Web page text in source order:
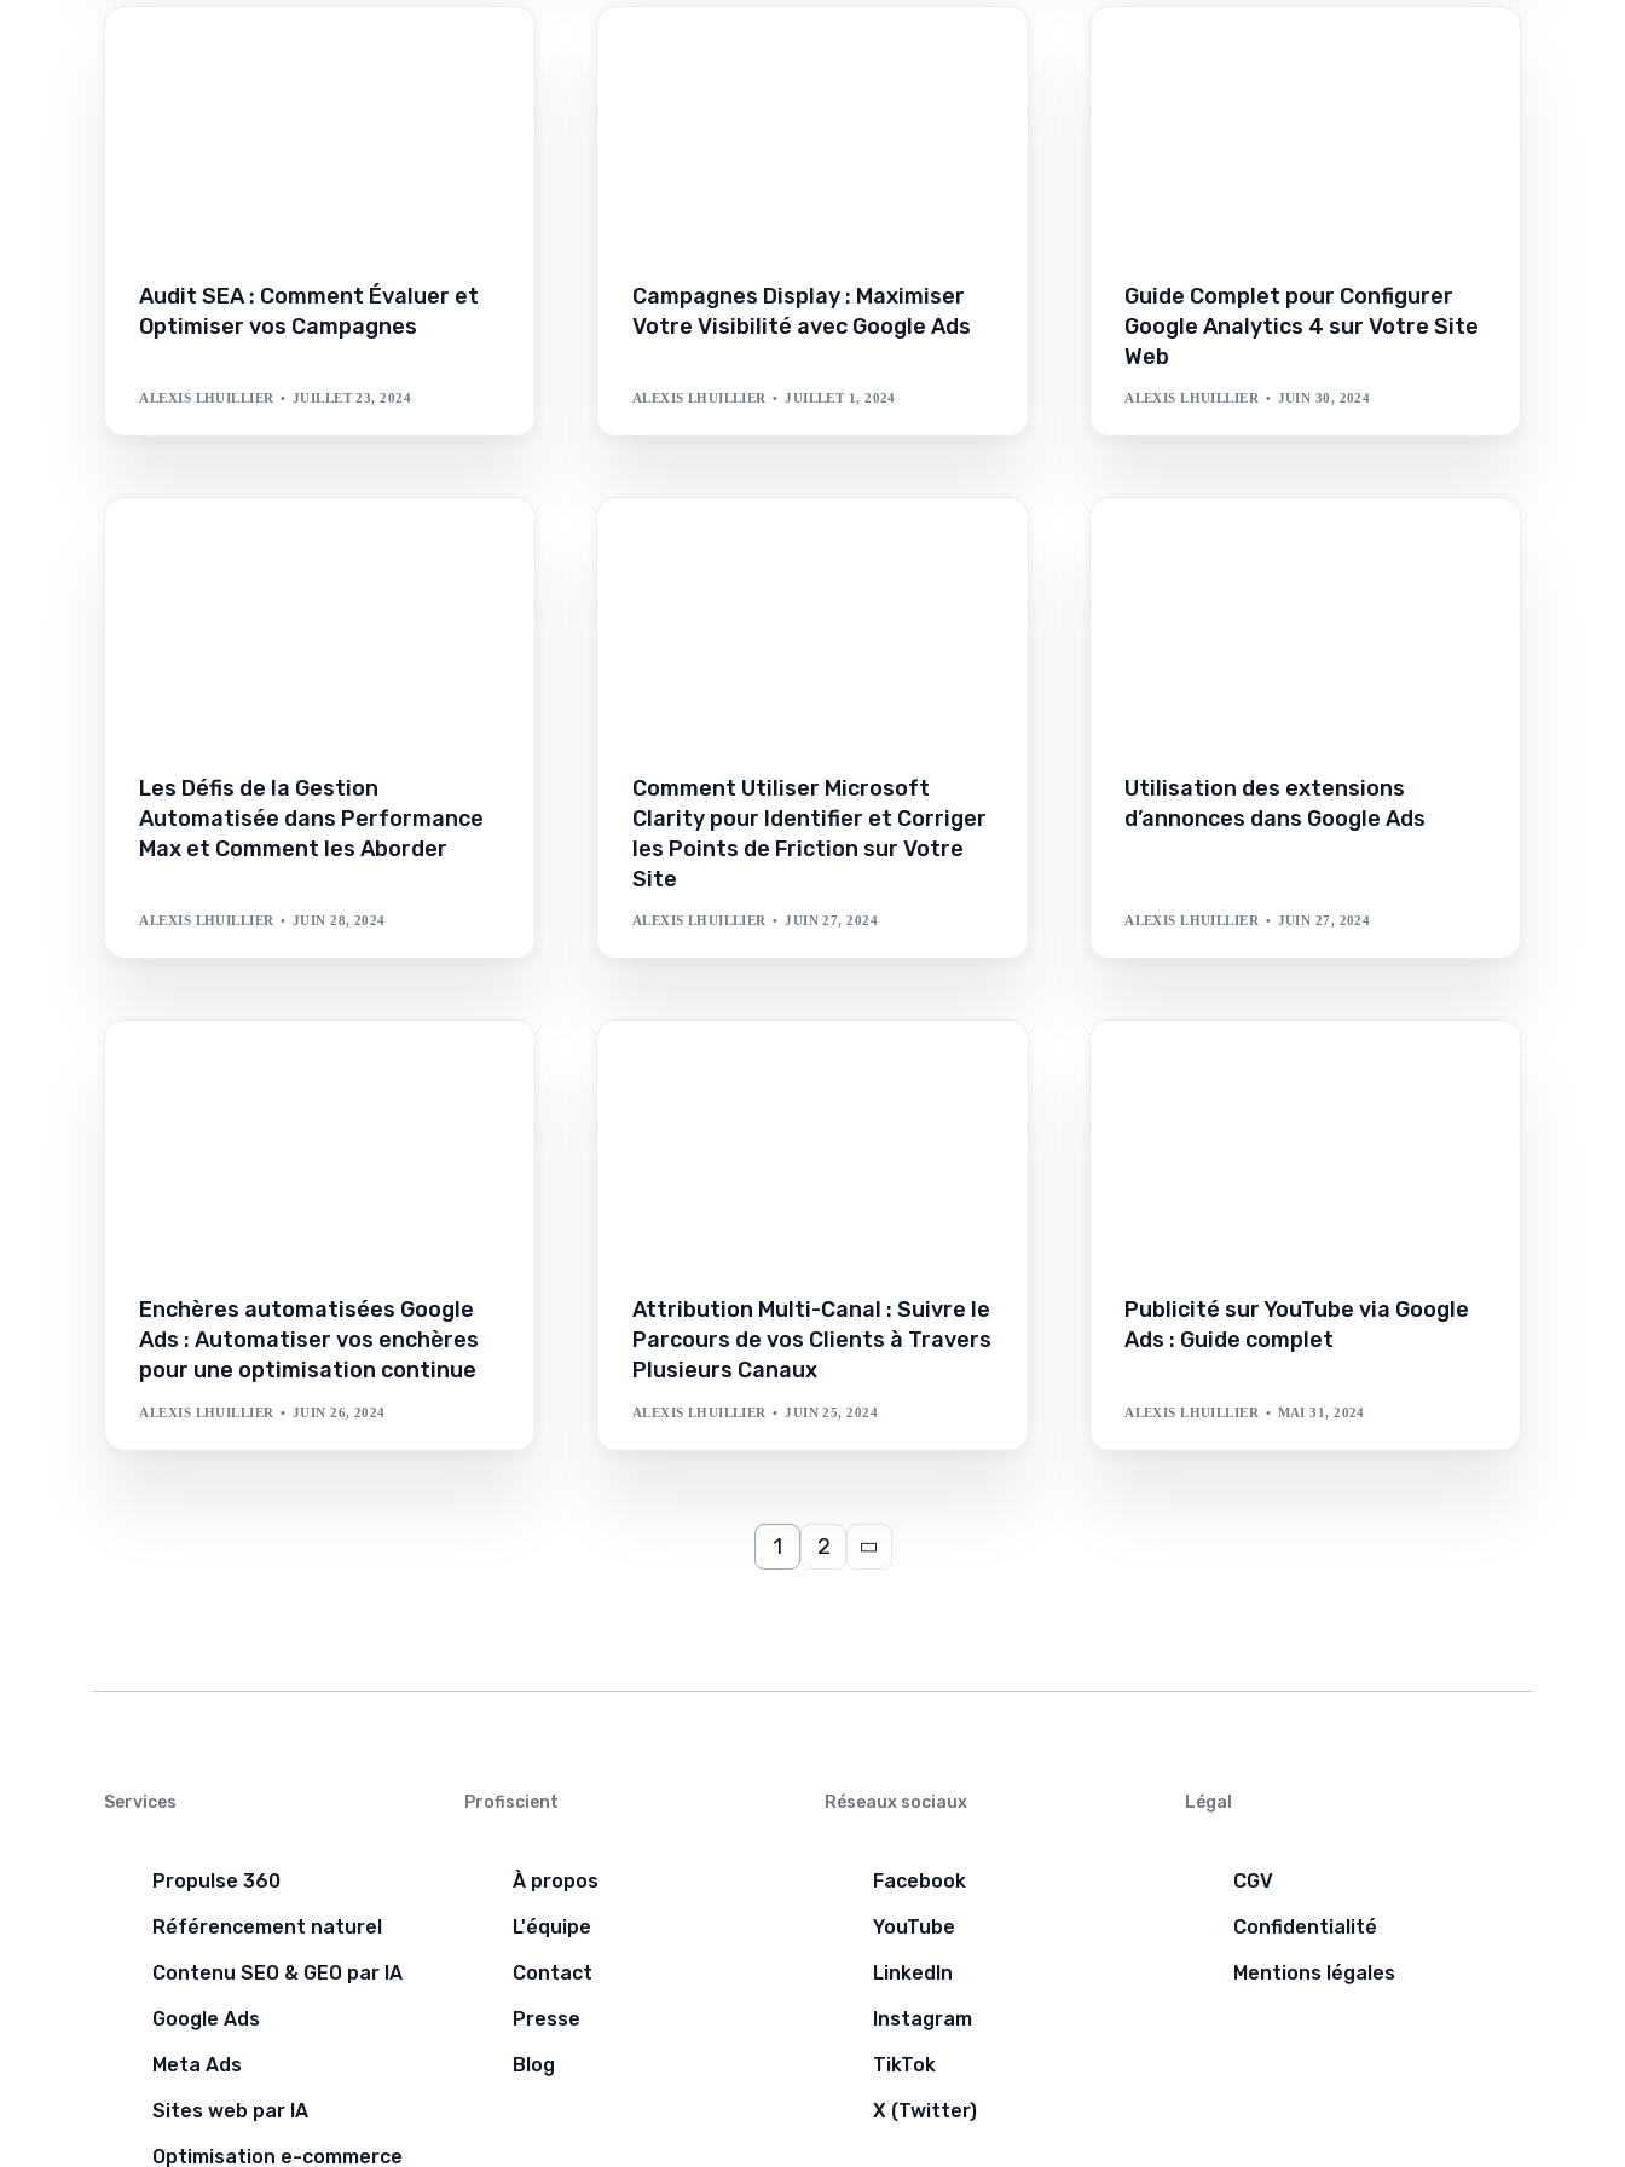
Audit SEA : Comment Évaluer et
Optimiser vos Campagnes
ALEXIS LHUILLIER JUILLET 23, 2024
Campagnes Display : Maximiser
Votre Visibilité avec Google Ads
ALEXIS LHUILLIER JUILLET 1, 2024
Guide Complet pour Configurer
Google Analytics 4 sur Votre Site
Web
ALEXIS LHUILLIER JUIN 30, 2024
Les Défis de la Gestion
Automatisée dans Performance
Max et Comment les Aborder
ALEXIS LHUILLIER JUIN 28, 2024
Comment Utiliser Microsoft
Clarity pour Identifier et Corriger
les Points de Friction sur Votre
Site
ALEXIS LHUILLIER JUIN 27, 2024
Utilisation des extensions
d’annonces dans Google Ads
ALEXIS LHUILLIER JUIN 27, 2024
Enchères automatisées Google
Ads : Automatiser vos enchères
pour une optimisation continue
ALEXIS LHUILLIER JUIN 26, 2024
Attribution Multi-Canal : Suivre le
Parcours de vos Clients à Travers
Plusieurs Canaux
ALEXIS LHUILLIER JUIN 25, 2024
Publicité sur YouTube via Google
Ads : Guide complet
ALEXIS LHUILLIER MAI 31, 2024
1 2
Services
Propulse 360
Référencement naturel
Contenu SEO & GEO par IA
Google Ads
Meta Ads
Sites web par IA
Optimisation e-commerce
Profiscient
À propos
L'équipe
Contact
Presse
Blog
Réseaux sociaux
Facebook
YouTube
LinkedIn
Instagram
TikTok
X (Twitter)
Légal
CGV
Confidentialité
Mentions légales